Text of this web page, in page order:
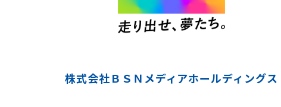
株式会社ＢＳＮメディアホールディングス